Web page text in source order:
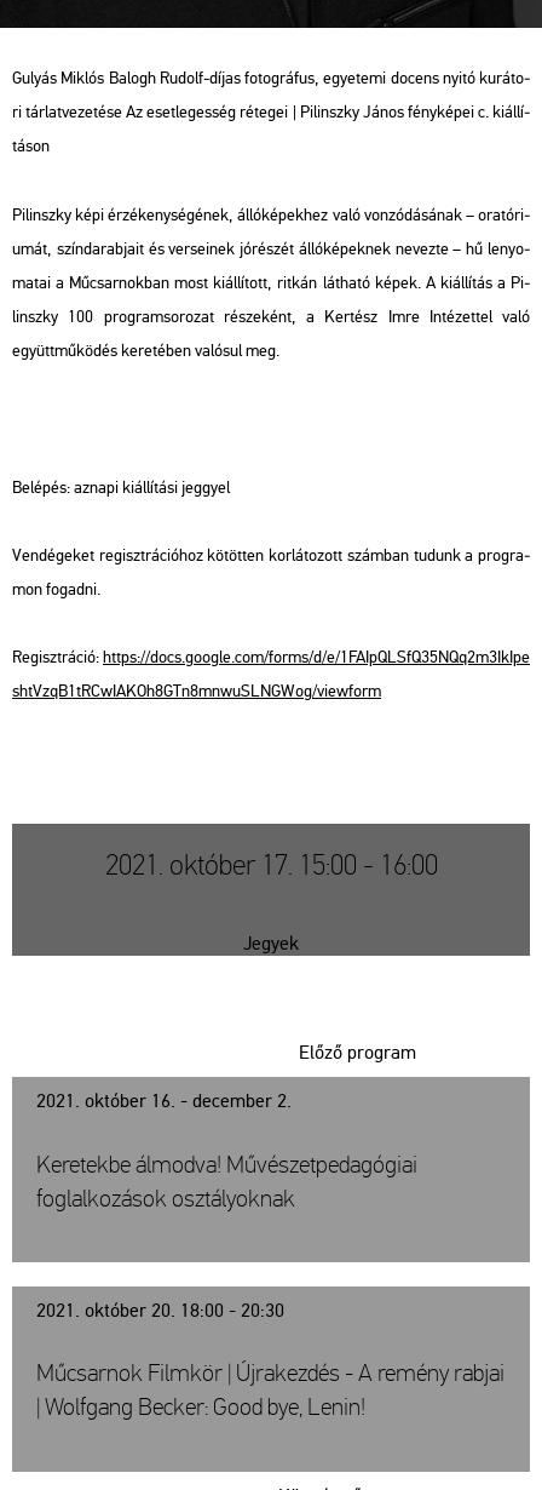
Gu­lyás Mik­lós Ba­logh Ru­dolf-díjas fo­tog­rá­fus, egye­te­mi do­cens nyitó ku­rá­to­
ri tár­lat­ve­ze­té­se Az eset­le­ges­ség ré­te­gei | Pi­linsz­ky János fény­ké­pei c. ki­ál­lí­
tá­son
Pi­linsz­ky képi ér­zé­keny­sé­gé­nek, ál­ló­ké­pek­hez való von­zó­dá­sá­nak – ora­tó­ri­
u­mát, szín­da­rab­ja­it és ver­se­i­nek jó­ré­szét ál­ló­ké­pek­nek ne­vez­te – hű le­nyo­
ma­tai a Mű­csar­nok­ban most ki­ál­lí­tott, rit­kán lát­ha­tó képek. A ki­ál­lí­tás a Pi­
linsz­ky 100 prog­ram­so­ro­zat ré­sze­ként, a Ker­tész Imre In­té­zet­tel való
együtt­mű­kö­dés ke­re­té­ben va­ló­sul meg.
Be­lé­pés: az­na­pi ki­ál­lí­tá­si jeggyel
Ven­dé­ge­ket re­giszt­rá­ci­ó­hoz kö­töt­ten kor­lá­to­zott szám­ban tu­dunk a prog­ra­
mon fo­gad­ni.
Re­giszt­rá­ció:https://​docs.​go­og­le.​com/​forms/​d/​e/​1FA​IpQL​SfQ3​5NQq​2m3I​kIpe​
shtV​zqB1​tRCw​IAKO​h8GT​n8mn​wuSL​NGWo​g/​view­form
2021. október 17. 15:00 - 16:00
Jegyek
2021. október 16. - december 2.
Előző program
Keretekbe álmodva! Művészetpedagógiai
foglalkozások osztályoknak
2021. október 20. 18:00 - 20:30
Műcsarnok Filmkör | Újrakezdés - A remény rabjai
| Wolfgang Becker: Good bye, Lenin!